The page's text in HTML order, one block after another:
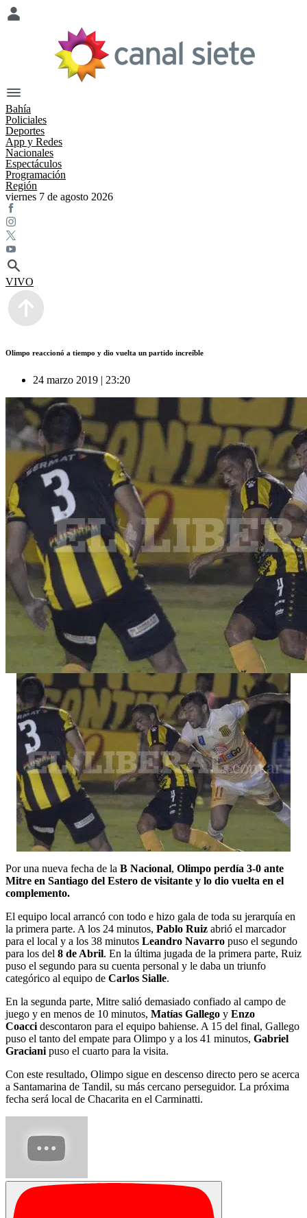
Bahía
Policiales
Deportes
App y Redes
Nacionales
Espectáculos
Programación
Región
viernes 7 de agosto 2026
VIVO
Olimpo reaccionó a tiempo y dio vuelta un partido increíble
24 marzo 2019 | 23:20
Por una nueva fecha de la B Nacional, Olimpo perdía 3-0 ante
Mitre en Santiago del Estero de visitante y lo dio vuelta en el
complemento.
El equipo local arrancó con todo e hizo gala de toda su jerarquía en
la primera parte. A los 24 minutos, Pablo Ruiz abrió el marcador
para el local y a los 38 minutos Leandro Navarro puso el segundo
para los del 8 de Abril. En la última jugada de la primera parte, Ruiz
puso el segundo para su cuenta personal y le daba un triunfo
categórico al equipo de Carlos Sialle.
En la segunda parte, Mitre salió demasiado confiado al campo de
juego y en menos de 10 minutos, Matías Gallego y Enzo
Coacci descontaron para el equipo bahiense. A 15 del final, Gallego
puso el tanto del empate para Olimpo y a los 41 minutos, Gabriel
Graciani puso el cuarto para la visita.
Con este resultado, Olimpo sigue en descenso directo pero se acerca
a Santamarina de Tandil, su más cercano perseguidor. La próxima
fecha será local de Chacarita en el Carminatti.